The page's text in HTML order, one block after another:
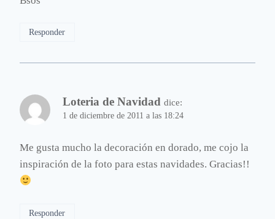
Responder
Loteria de Navidad dice:
1 de diciembre de 2011 a las 18:24
Me gusta mucho la decoración en dorado, me cojo la
inspiración de la foto para estas navidades. Gracias!!
Responder